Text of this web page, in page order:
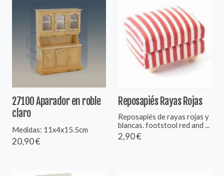
27100 Aparador en roble
claro
Medidas: 11x4x15.5cm
20,90 €
Reposapiés Rayas Rojas
Reposapiés de rayas rojas y
blancas. footstool red and ...
2,90 €